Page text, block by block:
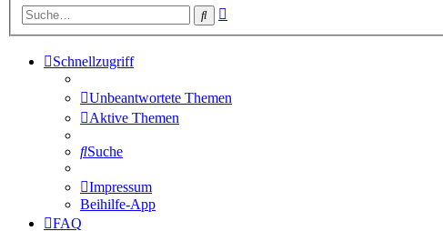
Suche
Schnellzugriff
Unbeantwortete Themen
Aktive Themen
Suche
Impressum
Beihilfe-App
FAQ